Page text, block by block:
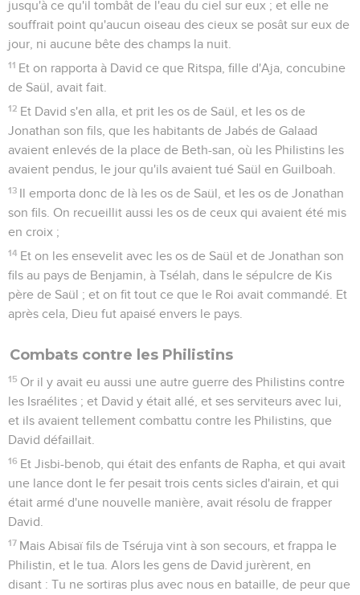
jusqu'à ce qu'il tombât de l'eau du ciel sur eux ; et elle ne
souffrait point qu'aucun oiseau des cieux se posât sur eux de
jour, ni aucune bête des champs la nuit.
11 Et on rapporta à David ce que Ritspa, fille d'Aja, concubine
de Saül, avait fait.
12 Et David s'en alla, et prit les os de Saül, et les os de
Jonathan son fils, que les habitants de Jabés de Galaad
avaient enlevés de la place de Beth-san, où les Philistins les
avaient pendus, le jour qu'ils avaient tué Saül en Guilboah.
13 Il emporta donc de là les os de Saül, et les os de Jonathan
son fils. On recueillit aussi les os de ceux qui avaient été mis
en croix ;
14 Et on les ensevelit avec les os de Saül et de Jonathan son
fils au pays de Benjamin, à Tsélah, dans le sépulcre de Kis
père de Saül ; et on fit tout ce que le Roi avait commandé. Et
après cela, Dieu fut apaisé envers le pays.
Combats contre les Philistins
15 Or il y avait eu aussi une autre guerre des Philistins contre
les Israélites ; et David y était allé, et ses serviteurs avec lui,
et ils avaient tellement combattu contre les Philistins, que
David défaillait.
16 Et Jisbi-benob, qui était des enfants de Rapha, et qui avait
une lance dont le fer pesait trois cents sicles d'airain, et qui
était armé d'une nouvelle manière, avait résolu de frapper
David.
17 Mais Abisaï fils de Tséruja vint à son secours, et frappa le
Philistin, et le tua. Alors les gens de David jurèrent, en
disant : Tu ne sortiras plus avec nous en bataille, de peur que